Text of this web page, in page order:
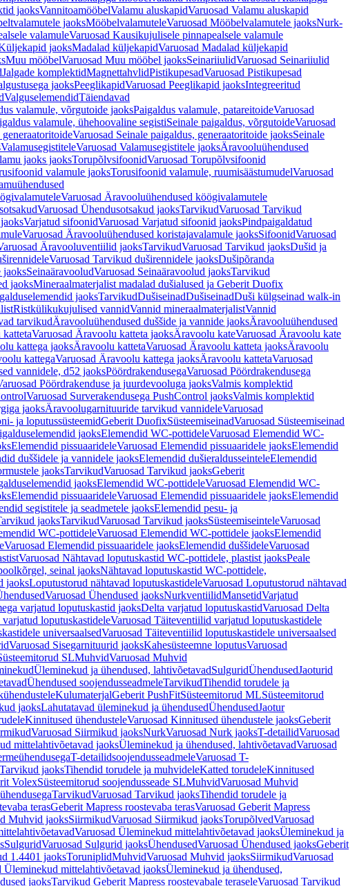
jaoksVannitoamööbelValamu aluskapidVaruosad Valamu aluskapid
jaoksMööbelvalamuteleVaruosad Mööbelvalamutele jaoksNurk-
valamuleVaruosad Kausikujulisele pinnapealsele valamule
jaoksMadalad küljekapidVaruosad Madalad küljekapid
Muu mööbelVaruosad Muu mööbel jaoksSeinariiulidVaruosad Seinariiulid
Jalgade komplektidMagnettahvlidPistikupesadVaruosad Pistikupesad
jaoksPeeglikapidVaruosad Peeglikapid jaoksIntegreeritud
ValguselemendidTäiendavad
valamule, võrgutoide jaoksPaigaldus valamule, patareitoideVaruosad
valamule, ühehoovaline segistiSeinale paigaldus, võrgutoideVaruosad
Varuosad Seinale paigaldus, generaatoritoide jaoksSeinale
ValamusegistiteleVaruosad Valamusegistitele jaoksÄravooluühendused
jaoks jaoksTorupõlvsifoonidVaruosad Torupõlvsifoonid
valamule jaoksTorusifoonid valamule, ruumisäästumudelVaruosad
Varuosad Äravooluühendused köögivalamutele
Varuosad Ühendusotsakud jaoksTarvikudVaruosad Tarvikud
Varjatud sifoonidVaruosad Varjatud sifoonid jaoksPindpaigaldatud
Varuosad Äravooluühendused koristajavalamule jaoksSifoonidVaruosad
Äravooluventiilid jaoksTarvikudVaruosad Tarvikud jaoksDušid ja
Varuosad Tarvikud duširennidele jaoksDušipõranda
jaoksSeinaäravooludVaruosad Seinaäravoolud jaoksTarvikud
jaoksMineraalmaterjalist madalad dušialused ja Geberit Duofix
jaoksTarvikudDušiseinadDušiseinadDuši külgseinad walk-in
Ristkülikukujulised vannidVannid mineraalmaterjalistVannid
tarvikudÄravooluühendused duššide ja vannide jaoksÄravooluühendused
Varuosad Äravoolu katteta jaoksÄravoolu kateVaruosad Äravoolu kate
kattega jaoksÄravoolu kattetaVaruosad Äravoolu katteta jaoksÄravoolu
kattegaVaruosad Äravoolu kattega jaoksÄravoolu kattetaVaruosad
vannidele, d52 jaoksPöördrakendusegaVaruosad Pöördrakendusega
Pöördrakenduse ja juurdevooluga jaoksValmis komplektid
Varuosad Surverakendusega PushControl jaoksValmis komplektid
jaoksÄravoolugarnituuride tarvikud vannideleVaruosad
ja loputussüsteemidGeberit DuofixSüsteemiseinadVaruosad Süsteemiseinad
jaoksElemendid WC-pottideleVaruosad Elemendid WC-
Elemendid pissuaarideleVaruosad Elemendid pissuaaridele jaoksElemendid
duššidele ja vannidele jaoksElemendid dušieraldusseinteleElemendid
jaoksTarvikudVaruosad Tarvikud jaoksGeberit
jaoksElemendid WC-pottideleVaruosad Elemendid WC-
Elemendid pissuaarideleVaruosad Elemendid pissuaaridele jaoksElemendid
segistitele ja seadmetele jaoksElemendid pesu- ja
jaoksTarvikudVaruosad Tarvikud jaoksSüsteemiseinteleVaruosad
WC-pottideleVaruosad Elemendid WC-pottidele jaoksElemendid
Varuosad Elemendid pissuaaridele jaoksElemendid duššideleVaruosad
Varuosad Nähtavad loputuskastid WC-pottidele, plastist jaoksPeale
seinal jaoksNähtavad loputuskastid WC-pottidele,
jaoksLoputustorud nähtavad loputuskastideleVaruosad Loputustorud nähtavad
Varuosad Ühendused jaoksNurkventiilidMansetidVarjatud
varjatud loputuskastid jaoksDelta varjatud loputuskastidVaruosad Delta
loputuskastideleVaruosad Täiteventiilid varjatud loputuskastidele
universaalsedVaruosad Täiteventiilid loputuskastidele universaalsed
Varuosad Sisegarnituurid jaoksKahesüsteemne loputusVaruosad
SLMuhvidVaruosad Muhvid
Üleminekud ja ühendused, lahtivõetavadSulguridÜhendusedJaoturid
Ühendused soojendusseadmeleTarvikudTihendid torudele ja
KulumaterjalGeberit PushFitSüsteemitorud MLSüsteemitorud
jaoksLahutatavad üleminekud ja ühendusedÜhendusedJaotur
Kinnitused ühendusteleVaruosad Kinnitused ühendustele jaoksGeberit
Varuosad Siirmikud jaoksNurkVaruosad Nurk jaoksT-detailidVaruosad
mittelahtivõetavad jaoksÜleminekud ja ühendused, lahtivõetavadVaruosad
T-detailidsoojendusseadmeleVaruosad T-
jaoksTihendid torudele ja muhvideleKatted torudeleKinnitused
VolexSüsteemitorud soojendusseade SLMuhvidVaruosad Muhvid
TarvikudVaruosad Tarvikud jaoksTihendid torudele ja
terasGeberit Mapress roostevaba terasVaruosad Geberit Mapress
Muhvid jaoksSiirmikudVaruosad Siirmikud jaoksTorupõlvedVaruosad
Varuosad Üleminekud mittelahtivõetavad jaoksÜleminekud ja
SulguridVaruosad Sulgurid jaoksÜhendusedVaruosad Ühendused jaoksGeberit
1.4401 jaoksToruniplidMuhvidVaruosad Muhvid jaoksSiirmikudVaruosad
Üleminekud mittelahtivõetavad jaoksÜleminekud ja ühendused,
jaoksTarvikud Geberit Mapress roostevabale teraseleVaruosad Tarvikud